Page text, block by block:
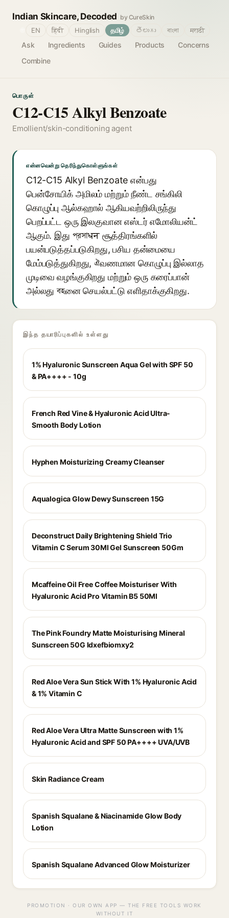
Indian Skincare, Decoded by CureSkin
Ask Ingredients Guides Products
Concerns
Combine
EN हिंदी Hinglish தமிழ் తెలుగు বাংলা मराठी
பொருள்
C12-C15 Alkyl Benzoate
Emollient/skin-conditioning agent
என்னவென்று தெரிந்துகொள்ளுங்கள்
C12-C15 Alkyl Benzoate என்பது
பென்சோயிக் அமிலம் மற்றும் நீண்ட சங்கிலி
கொழுப்பு ஆல்கஹால் ஆகியவற்றிலிருந்து
பெறப்பட்ட ஒரு இலகுவான எஸ்டர் எமோலியன்ட்
ஆகும். இது প্রসাधन சூத்திரங்களில்
பயன்படுத்தப்படுகிறது, பசிய தன்மையை
மேம்படுத்துகிறது, ঐவணமான கொழுப்பு இல்லாத
முடிவை வழங்குகிறது மற்றும் ஒரு கரைப்பான்
அல்லது বহனை செயல்பட்டு எளிதாக்குகிறது.
இந்த தயாரிப்புகளில் உள்ளது
1% Hyaluronic Sunscreen Aqua Gel with SPF 50
& PA++++ - 10g
French Red Vine & Hyaluronic Acid Ultra-
Smooth Body Lotion
Hyphen Moisturizing Creamy Cleanser
Aqualogica Glow Dewy Sunscreen 15G
Deconstruct Daily Brightening Shield Trio
Vitamin C Serum 30Ml Gel Sunscreen 50Gm
Mcaffeine Oil Free Coffee Moisturiser With
Hyaluronic Acid Pro Vitamin B5 50Ml
The Pink Foundry Matte Moisturising Mineral
Sunscreen 50G Idxefbiomxy2
Red Aloe Vera Sun Stick With 1% Hyaluronic Acid
& 1% Vitamin C
Red Aloe Vera Ultra Matte Sunscreen with 1%
Hyaluronic Acid and SPF 50 PA++++ UVA/UVB
Skin Radiance Cream
Spanish Squalane & Niacinamide Glow Body
Lotion
Spanish Squalane Advanced Glow Moisturizer
PROMOTION · OUR OWN APP — THE FREE TOOLS WORK
WITHOUT IT